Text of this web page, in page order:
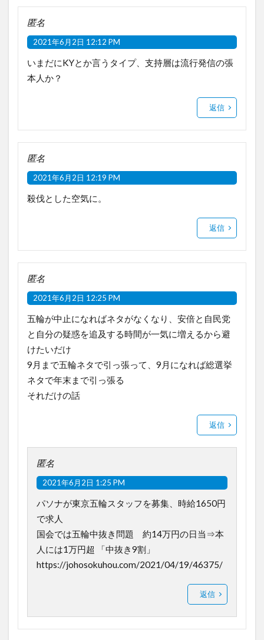
匿名
2021年6月2日 12:12 PM
いまだにKYとか言うタイプ、支持層は流行発信の張
本人か？
返信
匿名
2021年6月2日 12:19 PM
殺伐とした空気に。
返信
匿名
2021年6月2日 12:25 PM
五輪が中止になればネタがなくなり、安倍と自民党
と自分の疑惑を追及する時間が一気に増えるから避
けたいだけ
9月まで五輪ネタで引っ張って、9月になれば総選挙
ネタで年末まで引っ張る
それだけの話
返信
匿名
2021年6月2日 1:25 PM
パソナが東京五輪スタッフを募集、時給1650円
で求人
国会では五輪中抜き問題 約14万円の日当⇒本
人には1万円超 「中抜き9割」
https://johosokuhou.com/2021/04/19/46375/
返信